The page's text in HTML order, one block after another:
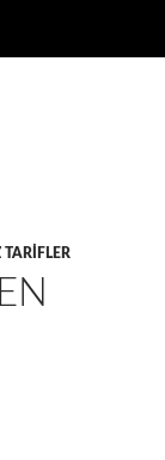
TARIFLER